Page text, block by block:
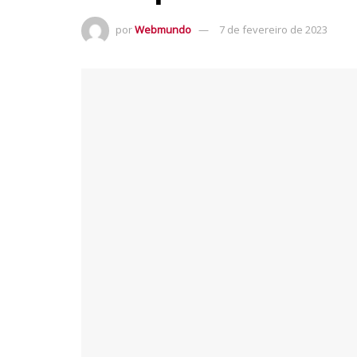
porWebmundo 7 de fevereiro de 2023